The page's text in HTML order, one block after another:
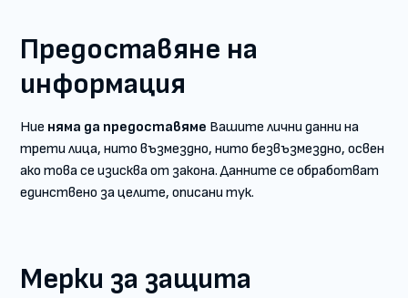
Предоставяне на
информация
Ние няма да предоставяме Вашите лични данни на
трети лица, нито възмездно, нито безвъзмездно, освен
ако това се изисква от закона. Данните се обработват
единствено за целите, описани тук.
Мерки за защита